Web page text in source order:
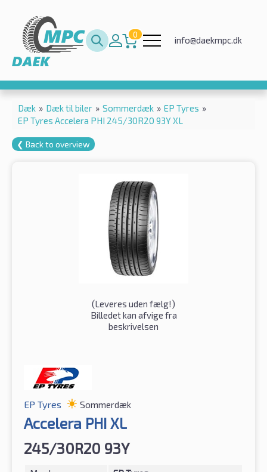
0
info@daekmpc.dk
Dæk » Dæk til biler » Sommerdæk » EP Tyres »
EP Tyres Accelera PHI 245/30R20 93Y XL
❮ Back to overview
(Leveres uden fælg!)
Billedet kan afvige fra
beskrivelsen
EP Tyres Sommerdæk
Accelera PHI XL
245/30R20 93Y